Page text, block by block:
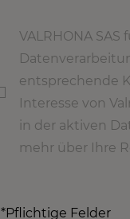
VALRHONA
entsprechende
Interesse von
in der aktiven
mehr über Ihre
*Pflichtige Felder